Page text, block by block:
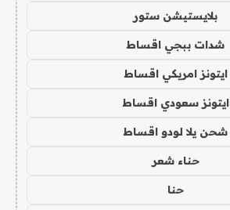
بلايستيشن ستور
شدات ببجي اقساط
ايتونز امريكي اقساط
ايتونز سعودي اقساط
شحن يلا لودو اقساط
حناء شعر
حنا